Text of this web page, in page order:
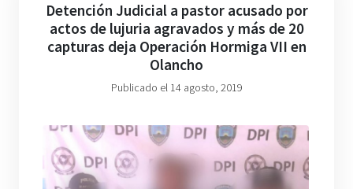
Detención Judicial a pastor acusado por
actos de lujuria agravados y más de 20
capturas deja Operación Hormiga VII en
Olancho
Publicado el 14 agosto, 2019